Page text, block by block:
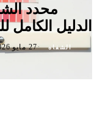
محدد
الدليل الكامل
الشفاه ·27 مايو 2026